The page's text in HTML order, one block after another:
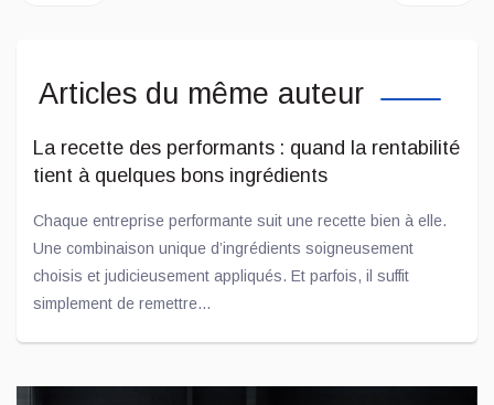
Articles du même auteur
La recette des performants : quand la rentabilité
tient à quelques bons ingrédients
Chaque entreprise performante suit une recette bien à elle.
Une combinaison unique d’ingrédients soigneusement
choisis et judicieusement appliqués. Et parfois, il suffit
simplement de remettre...
Jui 25, 2025